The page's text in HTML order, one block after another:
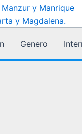
y Manrique
y Magdalena.
Genero